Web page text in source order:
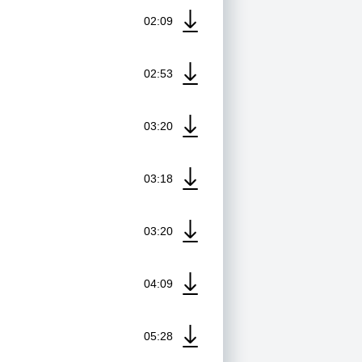
02:09
02:53
03:20
03:18
03:20
04:09
05:28